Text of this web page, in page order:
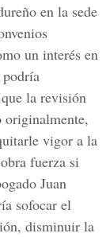
en la sede
un interés en
la revisión
originalmente,
vigor a la
fuerza si
Juan
sofocar el
disminuir la